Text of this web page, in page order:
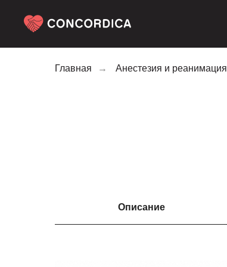
Главная → Анестезия и реанимация
Описание